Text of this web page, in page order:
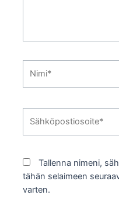
Tallenna nimeni,
tähän selaimeen
varten.